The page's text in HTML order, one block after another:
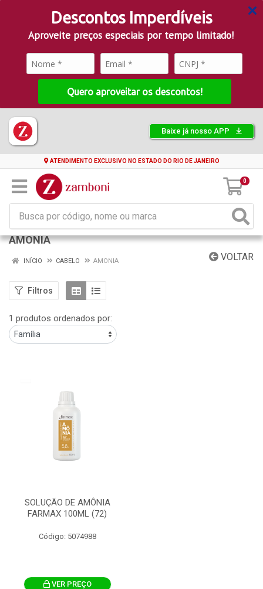
Descontos Imperdíveis
Aproveite preços especiais por tempo limitado!
Quero aproveitar os descontos!
Baixe já nosso APP
ATENDIMENTO EXCLUSIVO NO ESTADO DO RIO DE JANEIRO
0
AMONIA
VOLTAR
INÍCIO CABELO AMONIA
Filtros
1 produtos ordenados por:
SOLUÇÃO DE AMÔNIA
FARMAX 100ML (72)
Código: 5074988
VER PREÇO